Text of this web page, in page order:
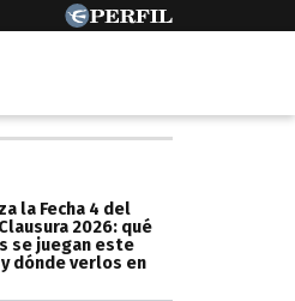
la Fecha 4 del
2026: qué
se juegan este
dónde verlos en